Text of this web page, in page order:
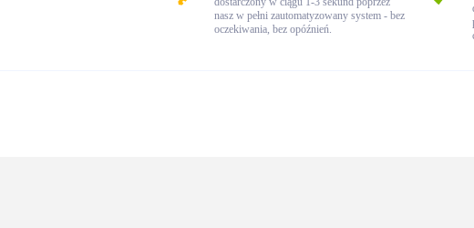
nasz w pełni zautomatyzowany system - bez
oczekiwania, bez opóźnień.